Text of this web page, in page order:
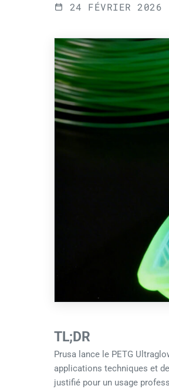
24 FÉVRIER 2026
TL;DR
Prusa lance le PETG
applications techniques et
justifié pour un usage